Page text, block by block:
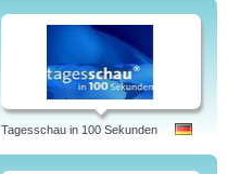
Tagesschau in 100 Sekunden